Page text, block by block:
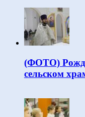
(ФОТО)
сельском